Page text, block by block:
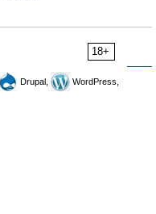
18+
Drupal,
WordPress,